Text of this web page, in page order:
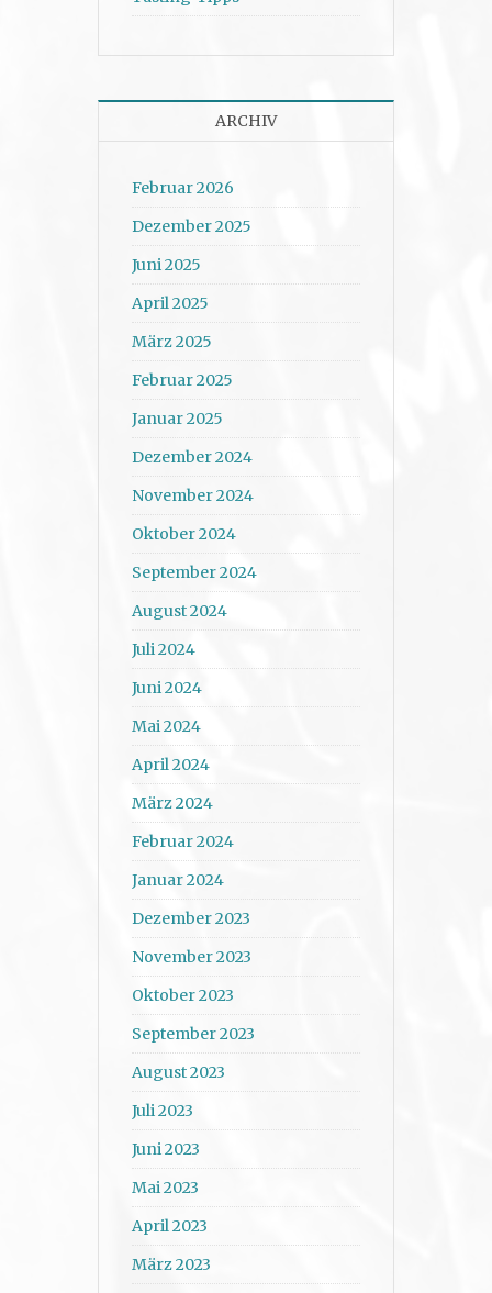
ARCHIV
Februar 2026
Dezember 2025
Juni 2025
April 2025
März 2025
Februar 2025
Januar 2025
Dezember 2024
November 2024
Oktober 2024
September 2024
August 2024
Juli 2024
Juni 2024
Mai 2024
April 2024
März 2024
Februar 2024
Januar 2024
Dezember 2023
November 2023
Oktober 2023
September 2023
August 2023
Juli 2023
Juni 2023
Mai 2023
April 2023
März 2023